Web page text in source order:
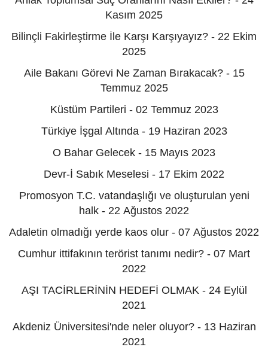
Kasım 2025
Bilinçli Fakirleştirme İle Karşı Karşıyayız? - 22 Ekim
2025
Aile Bakanı Görevi Ne Zaman Bırakacak? - 15
Temmuz 2025
Küstüm Partileri - 02 Temmuz 2023
Türkiye İşgal Altında - 19 Haziran 2023
O Bahar Gelecek - 15 Mayıs 2023
Devr-İ Sabık Meselesi - 17 Ekim 2022
Promosyon T.C. vatandaşlığı ve oluşturulan yeni
halk - 22 Ağustos 2022
Adaletin olmadığı yerde kaos olur - 07 Ağustos 2022
Cumhur ittifakının terörist tanımı nedir? - 07 Mart
2022
AŞI TACİRLERİNİN HEDEFİ OLMAK - 24 Eylül
2021
Akdeniz Üniversitesi'nde neler oluyor? - 13 Haziran
2021